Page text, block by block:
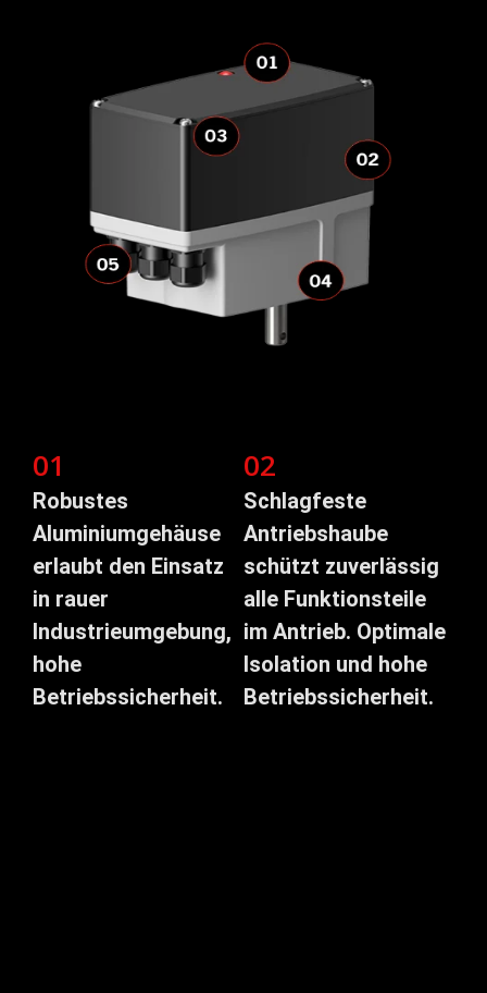
01
Robustes
Aluminiumgehäuse
erlaubt den Einsatz
in rauer
Industrieumgebung,
hohe
Betriebssicherheit.
02
Schlagfeste
Antriebshaube
schützt zuverlässig
alle Funktionsteile
im Antrieb. Optimale
Isolation und hohe
Betriebssicherheit.